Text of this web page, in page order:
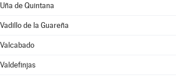
Uña de Quintana
Vadillo de la Guareña
Valcabado
Valdefinjas